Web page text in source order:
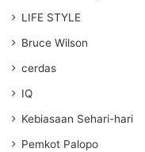
LIFE STYLE
Bruce Wilson
cerdas
IQ
Kebiasaan Sehari-hari
Pemkot Palopo